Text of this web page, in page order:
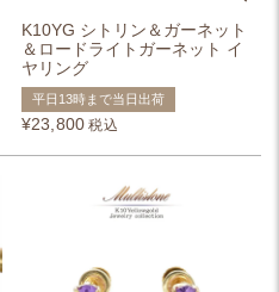
K10YG シトリン＆ガーネット
＆ロードライトガーネット イ
ヤリング
平日13時まで当日出荷
¥23,800 税込